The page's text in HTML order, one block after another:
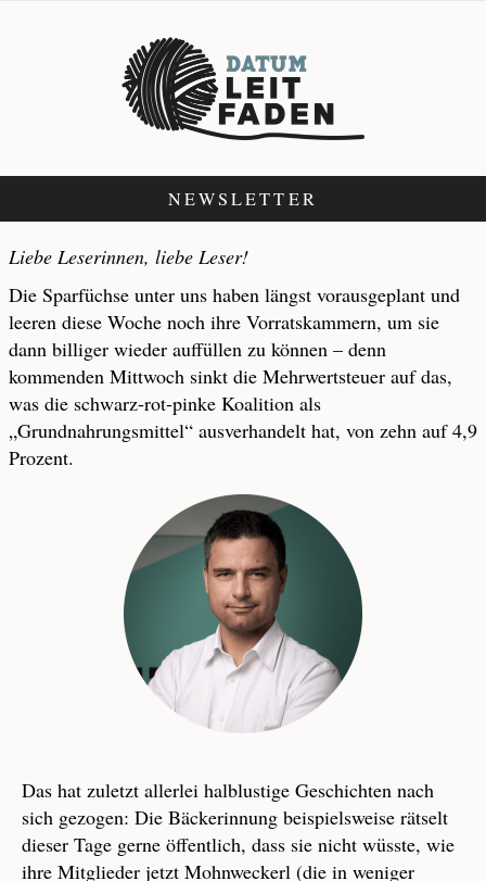
NEWSLETTER
Liebe Leserinnen, liebe Leser!
Die Sparfüchse unter uns haben längst vorausgeplant und
leeren diese Woche noch ihre Vorratskammern, um sie
dann billiger wieder auffüllen zu können – denn
kommenden Mittwoch sinkt die Mehrwertsteuer auf das,
was die schwarz-rot-pinke Koalition als
„Grundnahrungsmittel“ ausverhandelt hat, von zehn auf 4,9
Prozent.
Das hat zuletzt allerlei halblustige Geschichten nach
sich gezogen: Die Bäckerinnung beispielsweise rätselt
dieser Tage gerne öffentlich, dass sie nicht wüsste, wie
ihre Mitglieder jetzt Mohnweckerl (die in weniger